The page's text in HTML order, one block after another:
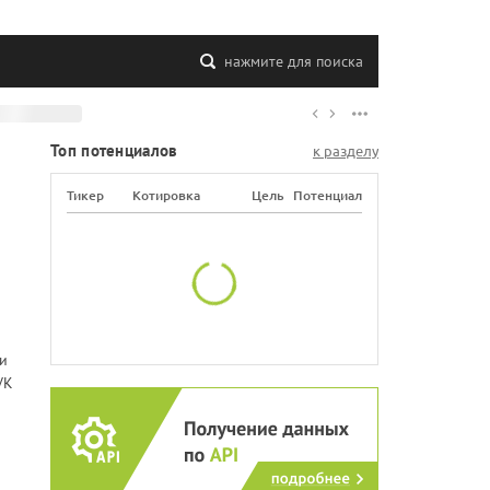
нажмите для поиска
Топ потенциалов к разделу
Тикер Котировка Цель Потенциал